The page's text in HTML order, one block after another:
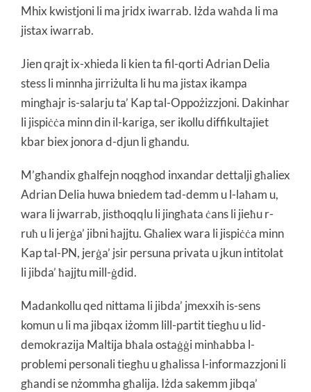
Mhix kwistjoni li ma jridx iwarrab. Iżda waħda li ma
jistax iwarrab.
Jien qrajt ix-xhieda li kien ta fil-qorti Adrian Delia
stess li minnha jirriżulta li hu ma jistax ikampa
mingħajr is-salarju ta’ Kap tal-Oppożizzjoni. Dakinhar
li jispiċċa minn din il-kariga, ser ikollu diffikultajiet
kbar biex jonora d-djun li għandu.
M’għandix għalfejn noqgħod inxandar dettalji għaliex
Adrian Delia huwa bniedem tad-demm u l-laħam u,
wara li jwarrab, jistħoqqlu li jingħata ċans li jieħu r-
ruħ u li jerġa’ jibni ħajjtu. Għaliex wara li jispiċċa minn
Kap tal-PN, jerġa’ jsir persuna privata u jkun intitolat
li jibda’ ħajjtu mill-ġdid.
Madankollu qed nittama li jibda’ jmexxih is-sens
komun u li ma jibqax iżomm lill-partit tiegħu u lid-
demokrazija Maltija bħala ostaġġi minħabba l-
problemi personali tiegħu u għalissa l-informazzjoni li
għandi se nżommha għalija. Iżda sakemm jibqa’